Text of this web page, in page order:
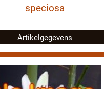
speciosa
Artikelgegevens